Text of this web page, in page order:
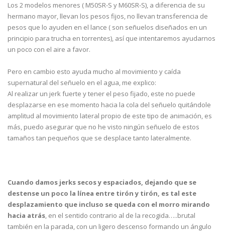
Los 2 modelos menores ( M50SR-S y M60SR-S), a diferencia de su
hermano mayor, llevan los pesos fijos, no llevan transferencia de
pesos que lo ayuden en el lance ( son señuelos diseñados en un
principio para trucha en torrentes), así que intentaremos ayudarnos
un poco con el aire a favor.
Pero en cambio esto ayuda mucho al movimiento y caída
supernatural del señuelo en el agua, me explico:
Al realizar un jerk fuerte y tener el peso fijado, este no puede
desplazarse en ese momento hacia la cola del señuelo quitándole
amplitud al movimiento lateral propio de este tipo de animación, es
más, puedo asegurar que no he visto ningún señuelo de estos
tamaños tan pequeños que se desplace tanto lateralmente.
Cuando damos jerks secos y espaciados, dejando que se
destense un poco la línea entre tirón y tirón, es tal este
desplazamiento que incluso se queda con el morro mirando
hacia atrás, en el sentido contrario al de la recogida…..brutal
también en la parada, con un ligero descenso formando un ángulo